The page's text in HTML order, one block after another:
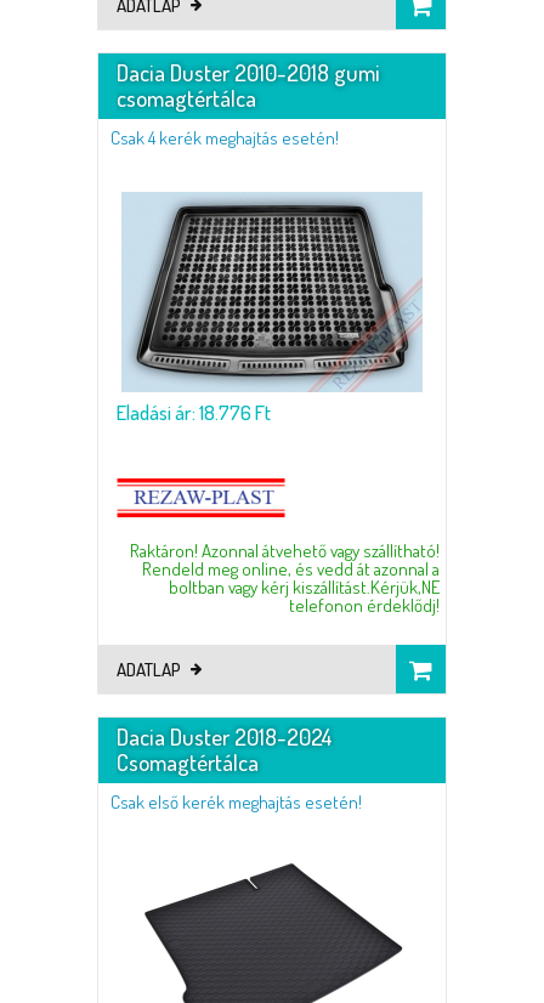
ADATLAP
Dacia Duster 2010-2018 gumi
csomagtértálca
Csak 4 kerék meghajtás esetén!
Eladási ár: 18.776 Ft
Raktáron! Azonnal átvehető vagy szállítható!
Rendeld meg online, és vedd át azonnal a
boltban vagy kérj kiszállítást.Kérjük,NE
telefonon érdeklődj!
ADATLAP
Dacia Duster 2018-2024
Csomagtértálca
Csak első kerék meghajtás esetén!